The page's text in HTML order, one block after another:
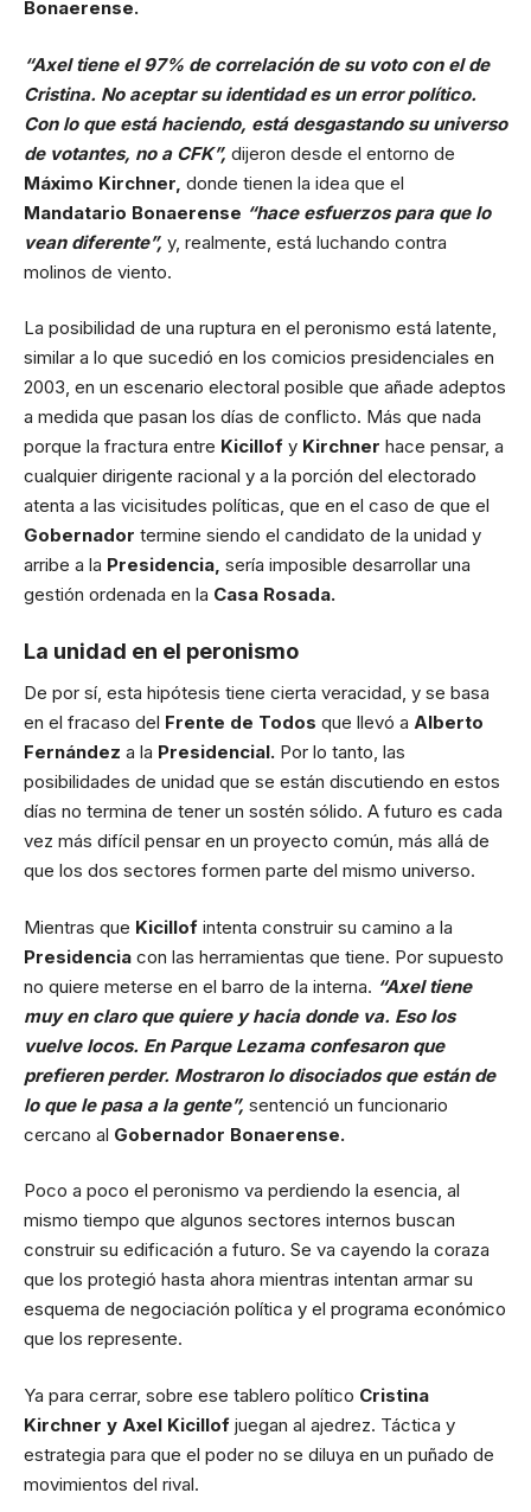
Bonaerense.
“Axel tiene el 97% de correlación de su voto con el de
Cristina. No aceptar su identidad es un error político.
Con lo que está haciendo, está desgastando su universo
de votantes, no a CFK”, dijeron desde el entorno de
Máximo Kirchner, donde tienen la idea que el
Mandatario Bonaerense “hace esfuerzos para que lo
vean diferente”, y, realmente, está luchando contra
molinos de viento.
La posibilidad de una ruptura en el peronismo está latente,
similar a lo que sucedió en los comicios presidenciales en
2003, en un escenario electoral posible que añade adeptos
a medida que pasan los días de conflicto. Más que nada
porque la fractura entre Kicillof y Kirchner hace pensar, a
cualquier dirigente racional y a la porción del electorado
atenta a las vicisitudes políticas, que en el caso de que el
Gobernador termine siendo el candidato de la unidad y
arribe a la Presidencia, sería imposible desarrollar una
gestión ordenada en la Casa Rosada.
La unidad en el peronismo
De por sí, esta hipótesis tiene cierta veracidad, y se basa
en el fracaso del Frente de Todos que llevó a Alberto
Fernández a la Presidencial. Por lo tanto, las
posibilidades de unidad que se están discutiendo en estos
días no termina de tener un sostén sólido. A futuro es cada
vez más difícil pensar en un proyecto común, más allá de
que los dos sectores formen parte del mismo universo.
Mientras que Kicillof intenta construir su camino a la
Presidencia con las herramientas que tiene. Por supuesto
no quiere meterse en el barro de la interna. “Axel tiene
muy en claro que quiere y hacia donde va. Eso los
vuelve locos. En Parque Lezama confesaron que
prefieren perder. Mostraron lo disociados que están de
lo que le pasa a la gente”, sentenció un funcionario
cercano al Gobernador Bonaerense.
Poco a poco el peronismo va perdiendo la esencia, al
mismo tiempo que algunos sectores internos buscan
construir su edificación a futuro. Se va cayendo la coraza
que los protegió hasta ahora mientras intentan armar su
esquema de negociación política y el programa económico
que los represente.
Ya para cerrar, sobre ese tablero político Cristina
Kirchner y Axel Kicillof juegan al ajedrez. Táctica y
estrategia para que el poder no se diluya en un puñado de
movimientos del rival.